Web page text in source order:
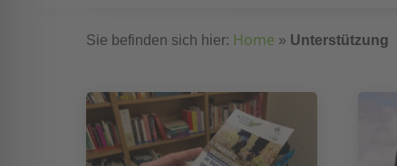
Sie befinden sich hier: Home » Unterstützung